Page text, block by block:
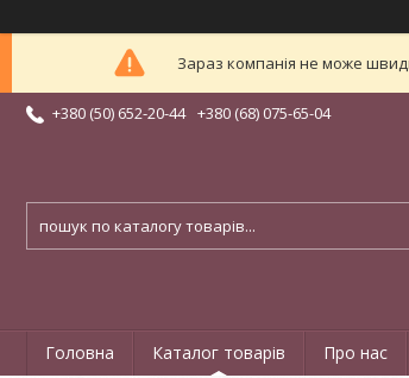
Зараз компанія не може
+380 (50) 652-20-44 +380 (68) 075-65-04
Головна Каталог товарів Про нас